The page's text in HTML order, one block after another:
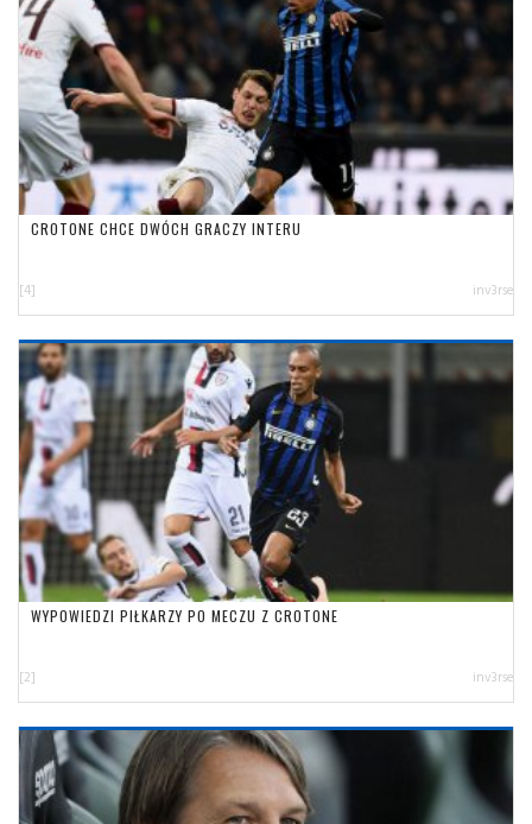
CROTONE CHCE DWÓCH GRACZY INTERU
[4] inv3rse
WYPOWIEDZI PIŁKARZY PO MECZU Z CROTONE
[2] inv3rse